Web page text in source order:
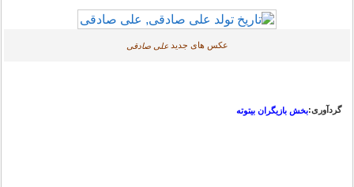
عکس های جدیدعلی صادقی
گردآوری:بخش بازیگران بیتوته